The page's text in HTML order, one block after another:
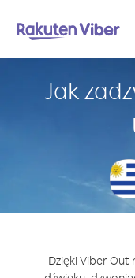
Jak
Dzięki Viber Out